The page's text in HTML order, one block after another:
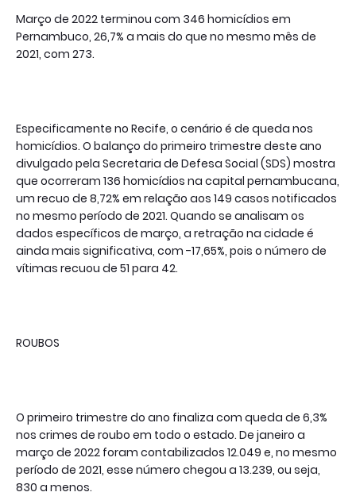
Março de 2022 terminou com 346 homicídios em
Pernambuco, 26,7% a mais do que no mesmo mês de
2021, com 273.
Especificamente no Recife, o cenário é de queda nos
homicídios. O balanço do primeiro trimestre deste ano
divulgado pela Secretaria de Defesa Social (SDS) mostra
que ocorreram 136 homicídios na capital pernambucana,
um recuo de 8,72% em relação aos 149 casos notificados
no mesmo período de 2021. Quando se analisam os
dados específicos de março, a retração na cidade é
ainda mais significativa, com -17,65%, pois o número de
vítimas recuou de 51 para 42.
ROUBOS
O primeiro trimestre do ano finaliza com queda de 6,3%
nos crimes de roubo em todo o estado. De janeiro a
março de 2022 foram contabilizados 12.049 e, no mesmo
período de 2021, esse número chegou a 13.239, ou seja,
830 a menos.